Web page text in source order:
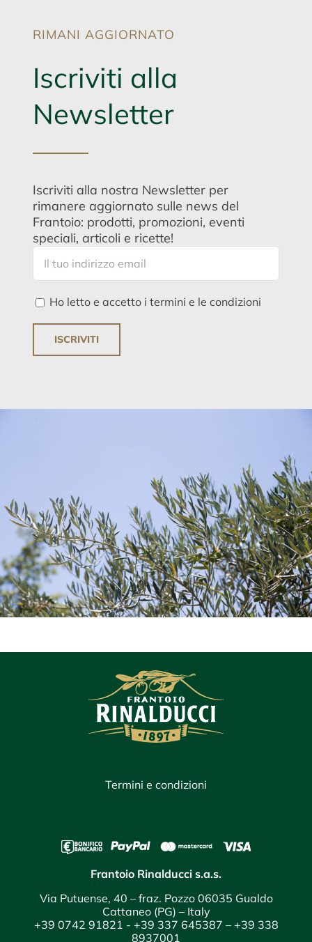
RIMANI AGGIORNATO
Iscriviti alla
Newsletter
Iscriviti alla nostra Newsletter per
rimanere aggiornato sulle news del
Frantoio: prodotti, promozioni, eventi
speciali, articoli e ricette!
Ho letto e accetto i termini e le condizioni
Termini e condizioni
Frantoio Rinalducci s.a.s.
Via Putuense, 40 – fraz. Pozzo 06035 Gualdo
Cattaneo (PG) – Italy
+39 0742 91821 - +39 337 645387 – +39 338
8937001